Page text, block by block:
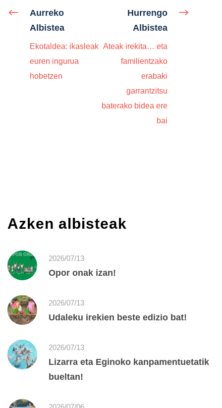
Aurreko
Albistea
Ekotaldea: ikasleak
euren ingurua
hobetzen
Hurrengo
Albistea
Ateak irekita… eta
familientzako
erabaki
garrantzitsu
baterako bidea ere
bai
Azken albisteak
2026/07/13
Opor onak izan!
2026/07/13
Udaleku irekien beste edizio bat!
2026/07/13
Lizarra eta Eginoko kanpamentuetatik
bueltan!